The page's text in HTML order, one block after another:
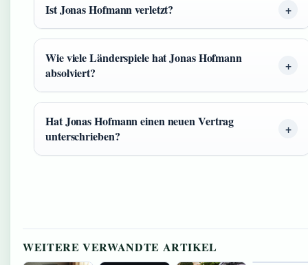
Ist Jonas Hofmann verletzt?
Wie viele Länderspiele hat Jonas Hofmann
absolviert?
Hat Jonas Hofmann einen neuen Vertrag
unterschrieben?
WEITERE VERWANDTE ARTIKEL